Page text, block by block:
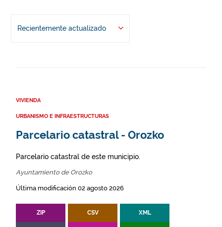
Recientemente actualizado
VIVIENDA
URBANISMO E INFRAESTRUCTURAS
Parcelario catastral - Orozko
Parcelario catastral de este municipio.
Ayuntamiento de Orozko
Última modificación 02 agosto 2026
ZIP CSV XML